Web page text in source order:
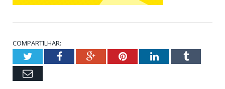
COMPARTILHAR:
TwitterFacebookGoogle+PinterestLinkedInTumblr
Email